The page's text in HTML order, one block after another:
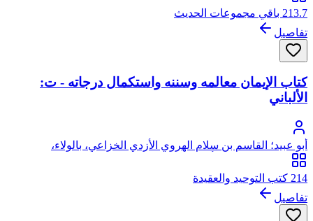
213.7 باقي مجموعات الحديث
تفاصيل
كتاب الإيمان معالمه وسننه واستكمال درجاته - ت:
الألباني
أبو عبيد؛ القاسم بن سلام الهروي الأزدي الخزاعي، بالولاء،
الخراساني البغدادي، أبو عبيد
214 كتب التوحيد والعقيدة
تفاصيل